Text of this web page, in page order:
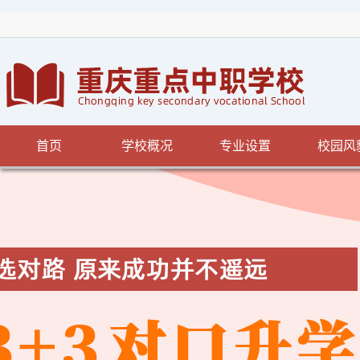
首页 学校概况 专业设置 校园风